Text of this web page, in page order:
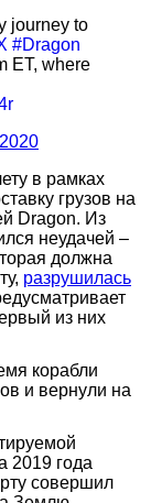
journey to
#Dragon
ET, where
в рамках
грузов на
Dragon. Из
неудачей –
должна
разрушилась
из них
корабли
и вернули на
2019 года
совершил